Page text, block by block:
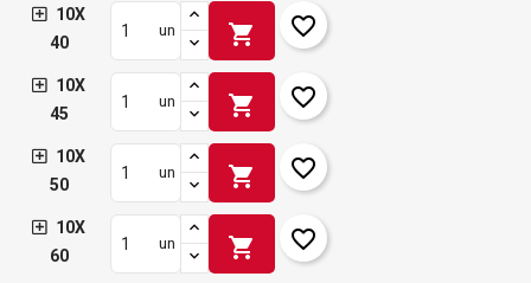
10X
40
un shopping_cart favorite_border
10X
45
un shopping_cart favorite_border
10X
50
un shopping_cart favorite_border
10X
60
un shopping_cart favorite_border